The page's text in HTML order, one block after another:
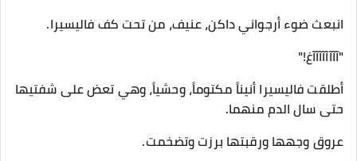
​انبعث ضوء أرجواني داكن، عنيف، من تحت كف فاليسيرا.
​"آآآآآآآآغ!"
​أطلقت فاليسيرا أنيناً مكتوماً، وحشياً، وهي تعض على شفتيها
حتى سال الدم منهما.
عروق وجهها ورقبتها برزت وتضخمت.